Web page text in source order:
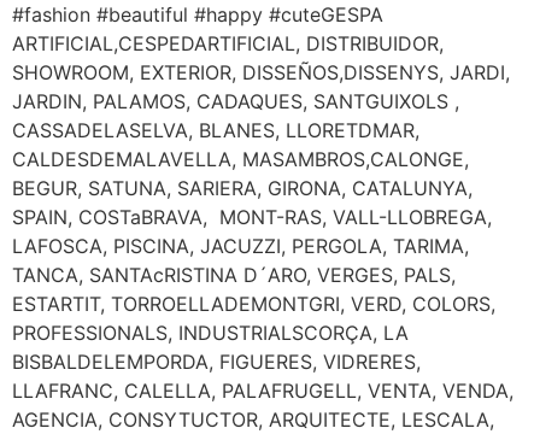
#fashion #beautiful #happy #cuteGESPA
ARTIFICIAL,CESPEDARTIFICIAL, DISTRIBUIDOR,
SHOWROOM, EXTERIOR, DISSEÑOS,DISSENYS, JARDI,
JARDIN, PALAMOS, CADAQUES, SANTGUIXOLS ,
CASSADELASELVA, BLANES, LLORETDMAR,
CALDESDEMALAVELLA, MASAMBROS,CALONGE,
BEGUR, SATUNA, SARIERA, GIRONA, CATALUNYA,
SPAIN, COSTaBRAVA, MONT-RAS, VALL-LLOBREGA,
LAFOSCA, PISCINA, JACUZZI, PERGOLA, TARIMA,
TANCA, SANTAcRISTINA D´ARO, VERGES, PALS,
ESTARTIT, TORROELLADEMONTGRI, VERD, COLORS,
PROFESSIONALS, INDUSTRIALSCORÇA, LA
BISBALDELEMPORDA, FIGUERES, VIDRERES,
LLAFRANC, CALELLA, PALAFRUGELL, VENTA, VENDA,
AGENCIA, CONSYTUCTOR, ARQUITECTE, LESCALA,